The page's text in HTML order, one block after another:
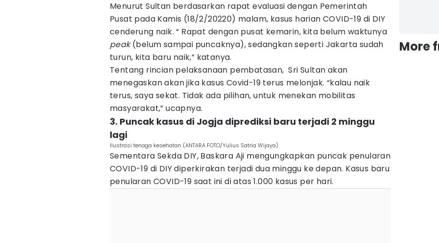
Menurut Sultan berdasarkan rapat evaluasi dengan Pemerintah
Pusat pada Kamis (18/2/20220) malam, kasus harian COVID-19 di DIY
cenderung naik. “ Rapat dengan pusat kemarin, kita belum waktunya
peak(belum sampai puncaknya), sedangkan seperti Jakarta sudah
turun, kita baru naik,” katanya.
Tentang rincian pelaksanaan pembatasan, Sri Sultan akan
menegaskan akan jika kasus Covid-19 terus melonjak. “kalau naik
terus, saya sekat. Tidak ada pilihan, untuk menekan mobilitas
masyarakat,” ucapnya.
3. Puncak kasus di Jogja diprediksi baru terjadi 2 minggu
lagi
Ilustrasi tenaga kesehatan (ANTARA FOTO/Yulius Satria Wijaya)
Sementara Sekda DIY, Baskara Aji mengungkapkan puncak penularan
COVID-19 di DIY diperkirakan terjadi dua minggu ke depan. Kasus baru
penularan COVID-19 saat ini di atas 1.000 kasus per hari.
More